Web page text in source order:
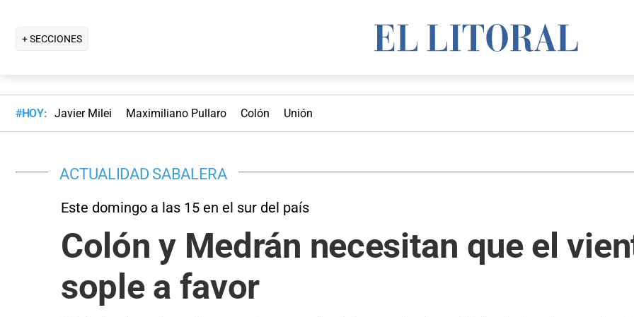
+ SECCIONES
#HOY: Javier Milei Maximiliano Pullaro Colón Unión
ACTUALIDAD SABALERA
Este domingo a las 15 en el sur del país
Colón y Medrán necesitan que el
sople a favor